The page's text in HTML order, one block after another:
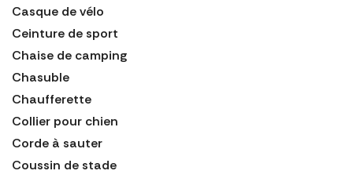
Casque de vélo
Ceinture de sport
Chaise de camping
Chasuble
Chaufferette
Collier pour chien
Corde à sauter
Coussin de stade